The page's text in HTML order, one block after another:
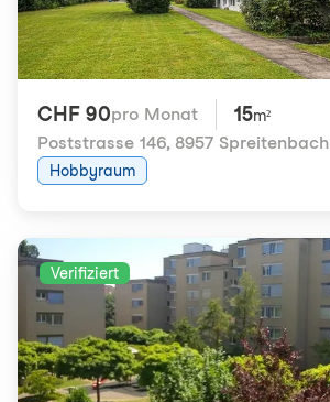
CHF 90pro Monat 15m²
Poststrasse 146, 8957 Spreitenbach
Hobbyraum
Verifiziert